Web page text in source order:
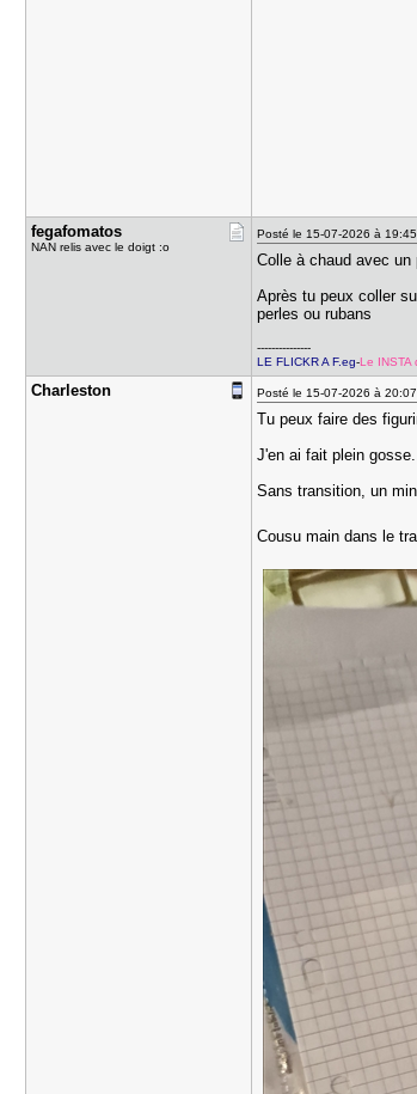
fegafomato​s
NAN relis avec le doigt :o
Posté le 15-07-2026 à
Colle à chaud avec
Après tu peux coller
perles ou rubans
---------------
LE FLICKR A F.eg-Le INSTA
Charleston Posté le 15-07-2026 à
Tu peux faire des
J'en ai fait plein gosse.
Sans transition, un
Cousu main dans le